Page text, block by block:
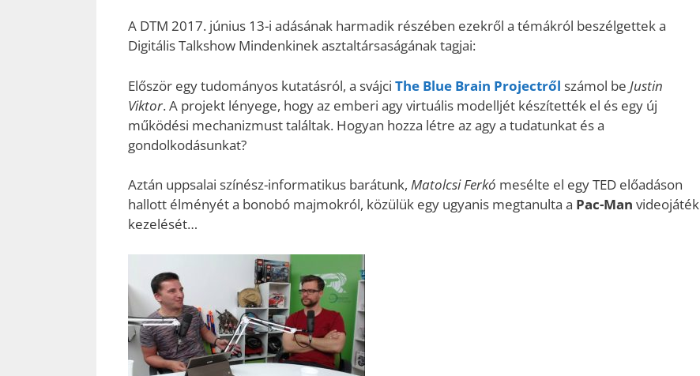
A DTM 2017. június 13-i adásának harmadik részében ezekről a témákról beszélgettek a
Digitális Talkshow Mindenkinek asztaltársaságának tagjai:
Először egy tudományos kutatásról, a svájci The Blue Brain Projectről számol be Justin
Viktor. A projekt lényege, hogy az emberi agy virtuális modelljét készítették el és egy új
működési mechanizmust találtak. Hogyan hozza létre az agy a tudatunkat és a
gondolkodásunkat?
Aztán uppsalai színész-informatikus barátunk, Matolcsi Ferkó mesélte el egy TED előadáson
hallott élményét a bonobó majmokról, közülük egy ugyanis megtanulta a Pac-Man videojáték
kezelését…